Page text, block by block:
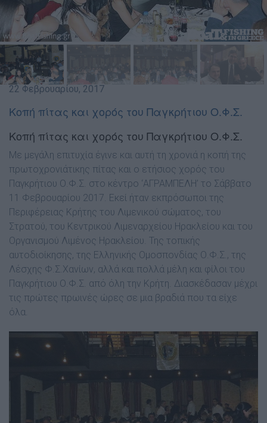
22 Φεβρουαρίου, 2017
Κοπή πίτας και χορός του Παγκρήτιου Ο.Φ.Σ.
Κοπή πίτας και χορός του Παγκρήτιου Ο.Φ.Σ.
Με μεγάλη επιτυχία έγινε και αυτή τη χρονιά η κοπή της
πρωτοχρονιάτικης πίτας και ο ετήσιος χορός του
Παγκρήτιου Ο.Φ.Σ. στο κέντρο ‘ΑΓΡΑΜΠΕΛΗ’ το Σάββατο
11 Φεβρουαρίου 2017. Εκεί ήταν εκπρόσωποι της
Περιφέρειας Κρήτης του Λιμενικού σώματος, του
Στρατού, του Κεντρικού Λιμεναρχείου Ηρακλείου και του
Οργανισμού Λιμένος Ηρακλείου. Της τοπικής
αυτοδιοίκησης, της Ελληνικής Ομοσπονδίας Ο.Φ.Σ., της
Λέσχης Φ.Σ.Χανίων, αλλά και πολλά μέλη και φίλοι του
Παγκρήτιου Ο.Φ.Σ. από όλη την Κρήτη. Διασκέδασαν μέχρι
τις πρώτες πρωινές ώρες σε μια βραδιά που τα είχε
όλα.